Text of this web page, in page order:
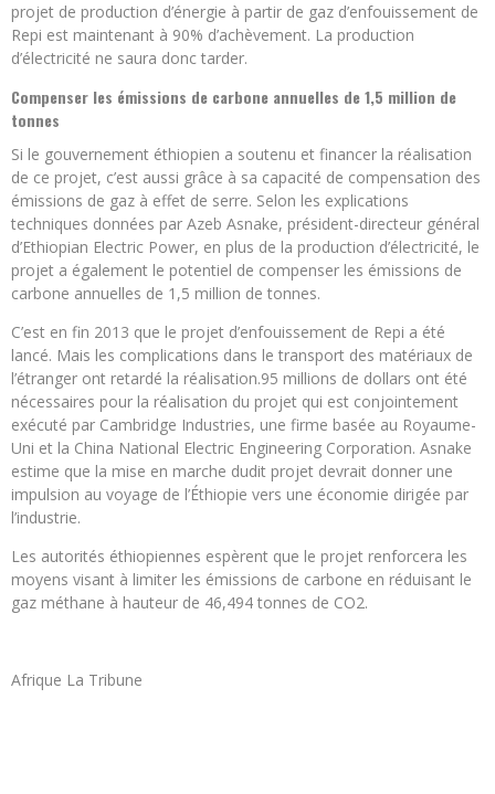
projet de production d’énergie à partir de gaz d’enfouissement de
Repi est maintenant à 90% d’achèvement. La production
d’électricité ne saura donc tarder.
Compenser les émissions de carbone annuelles de 1,5 million de
tonnes
Si le gouvernement éthiopien a soutenu et financer la réalisation
de ce projet, c’est aussi grâce à sa capacité de compensation des
émissions de gaz à effet de serre. Selon les explications
techniques données par Azeb Asnake, président-directeur général
d’Ethiopian Electric Power, en plus de la production d’électricité, le
projet a également le potentiel de compenser les émissions de
carbone annuelles de 1,5 million de tonnes.
C’est en fin 2013 que le projet d’enfouissement de Repi a été
lancé. Mais les complications dans le transport des matériaux de
l’étranger ont retardé la réalisation.95 millions de dollars ont été
nécessaires pour la réalisation du projet qui est conjointement
exécuté par Cambridge Industries, une firme basée au Royaume-
Uni et la China National Electric Engineering Corporation. Asnake
estime que la mise en marche dudit projet devrait donner une
impulsion au voyage de l’Éthiopie vers une économie dirigée par
l’industrie.
Les autorités éthiopiennes espèrent que le projet renforcera les
moyens visant à limiter les émissions de carbone en réduisant le
gaz méthane à hauteur de 46,494 tonnes de CO2.
Afrique La Tribune